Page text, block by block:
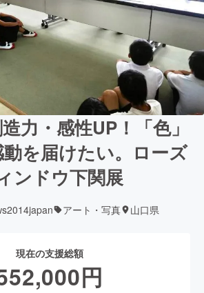
力・感性UP！「色」
を届けたい。ローズ
ンドウ下関展
アート・写真 山口県
現在の支援総額
円